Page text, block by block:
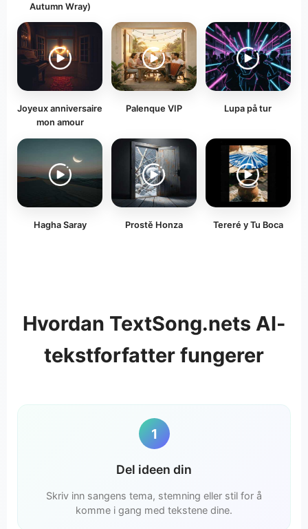
Autumn Wray)
Joyeux anniversaire
mon amour
Palenque VIP Lupa på tur
Hagha Saray Prostě Honza Tereré y Tu Boca
Hvordan TextSong.nets AI-
tekstforfatter fungerer
1
Del ideen din
Skriv inn sangens tema, stemning eller stil for å
komme i gang med tekstene dine.